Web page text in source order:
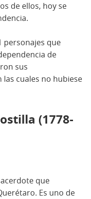
de ellos, hoy se
personajes que
de
sus
cuales no hubiese
(1778-
que
Es uno de